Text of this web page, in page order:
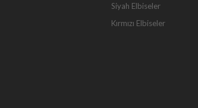
Siyah Elbiseler
Kırmızı Elbiseler